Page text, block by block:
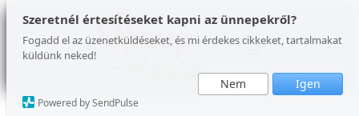
Szeretnél értesítéseket kapni az ünnepekről?
Fogadd el az üzenetküldéseket, és mi érdekes cikkeket, tartalmakat
küldünk neked!
Nem Igen
Powered by SendPulse
Ugrás
tartalomhoz